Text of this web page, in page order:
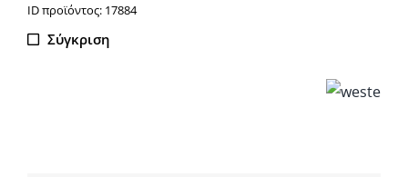
ΙD προϊόντος: 17884
Σύγκριση